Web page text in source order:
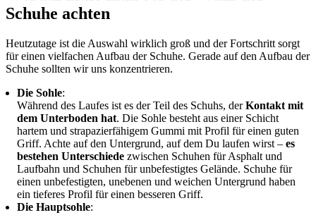
Schuhe achten
Heutzutage ist die Auswahl wirklich groß und der Fortschritt sorgt
für einen vielfachen Aufbau der Schuhe. Gerade auf den Aufbau der
Schuhe sollten wir uns konzentrieren.
Die Sohle:
Während des Laufes ist es der Teil des Schuhs, derKontakt mit
dem Unterboden hat. Die Sohle besteht aus einer Schicht
hartem und strapazierfähigem Gummi mit Profil für einen guten
Griff. Achte auf den Untergrund, auf dem Du laufen wirst – es
bestehen Unterschiede zwischen Schuhen für Asphalt und
Laufbahn und Schuhen für unbefestigtes Gelände. Schuhe für
einen unbefestigten, unebenen und weichen Untergrund haben
ein tieferes Profil für einen besseren Griff.
Die Hauptsohle: